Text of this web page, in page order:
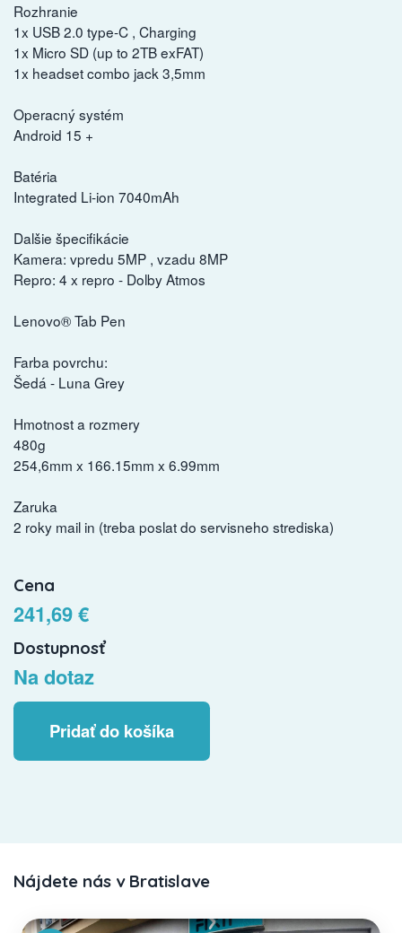
Rozhranie
1x USB 2.0 type-C , Charging
1x Micro SD (up to 2TB exFAT)
1x headset combo jack 3,5mm
Operacný systém
Android 15 +
Batéria
Integrated Li-ion 7040mAh
Dalšie špecifikácie
Kamera: vpredu 5MP , vzadu 8MP
Repro: 4 x repro - Dolby Atmos
Lenovo® Tab Pen
Farba povrchu:
Šedá - Luna Grey
Hmotnost a rozmery
480g
254,6mm x 166.15mm x 6.99mm
Zaruka
2 roky mail in (treba poslat do servisneho strediska)
Cena
241,69 €
Dostupnosť
Na dotaz
Pridať do košíka
Nájdete nás v Bratislave